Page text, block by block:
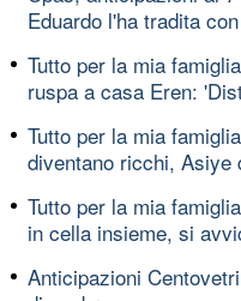
Eduardo l'ha tradita
Tutto per la mia
ruspa a casa Eren:
Tutto per la mia
diventano ricchi, Asiye
Tutto per la mia
in cella insieme, si
Anticipazioni